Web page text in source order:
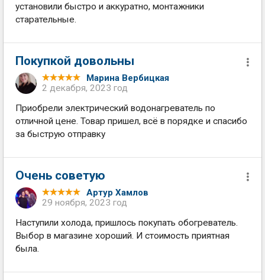
установили быстро и аккуратно, монтажники
старательные.
Покупкой довольны
Марина Вербицкая
2 декабря, 2023 год
Приобрели электрический водонагреватель по
отличной цене. Товар пришел, всё в порядке и спасибо
за быструю отправку
Очень советую
Артур Хамлов
29 ноября, 2023 год
Наступили холода, пришлось покупать обогреватель.
Выбор в магазине хороший. И стоимость приятная
была.